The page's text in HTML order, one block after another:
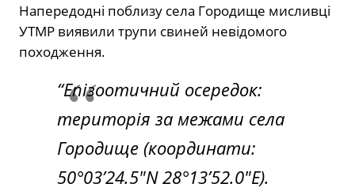
Напередодні поблизу села Городище мисливці
УТМР виявили трупи свиней невідомого
походження.
“Епізоотичний осередок:
територія за межами села
Городище (координати:
50°03’24.5″N 28°13’52.0″E).